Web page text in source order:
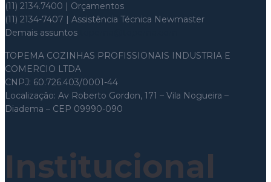
(11) 2134.7400 | Orçamentos
(11) 2134-7407 | Assistência Técnica Newmaster
Demais assuntos
TOPEMA COZINHAS PROFISSIONAIS INDUSTRIA E
COMERCIO LTDA
CNPJ: 60.726.403/0001-44
Localização: Av Roberto Gordon, 171 – Vila Nogueira –
Diadema – CEP 09990-090
Institucional